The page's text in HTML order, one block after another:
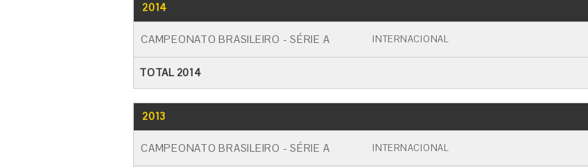
2014
CAMPEONATO BRASILEIRO - SÉRIE A INTERNACIONAL
TOTAL 2014
2013
CAMPEONATO BRASILEIRO - SÉRIE A INTERNACIONAL